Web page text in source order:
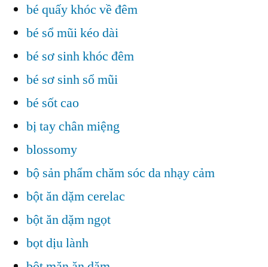
bé quấy khóc về đêm
bé sổ mũi kéo dài
bé sơ sinh khóc đêm
bé sơ sinh sổ mũi
bé sốt cao
bị tay chân miệng
blossomy
bộ sản phẩm chăm sóc da nhạy cảm
bột ăn dặm cerelac
bột ăn dặm ngọt
bọt dịu lành